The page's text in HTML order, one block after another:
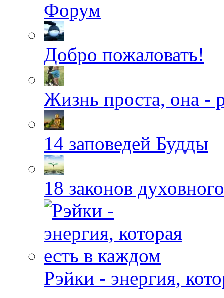
Форум
Добро пожаловать!
Жизнь проста, она -
14 заповедей Будды
18 законов
Рэйки - энергия,